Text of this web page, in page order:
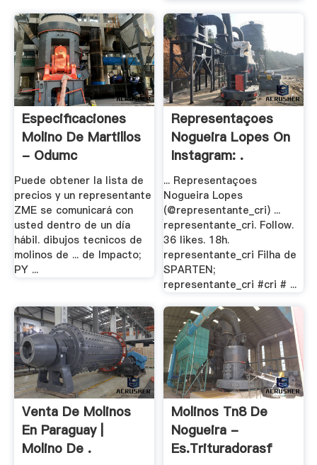
Especificaciones
Molino De Martillos
- Odumc
Puede obtener la lista de
precios y un representante
ZME se comunicará con
usted dentro de un día
hábil. dibujos tecnicos de
molinos de ... de Impacto;
PY ...
Representaçoes
Nogueira Lopes On
Instagram: .
... Representaçoes
Nogueira Lopes
(@representante_cri) ...
representante_cri. Follow.
36 likes. 18h.
representante_cri Filha de
SPARTEN;
representante_cri #cri # ...
Venta De Molinos
En Paraguay |
Molino De .
Molinos Tn8 De
Nogueira -
Es.trituradorasf